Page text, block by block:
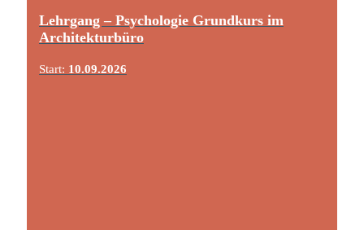
Lehrgang – Psychologie Grundkurs im
Architekturbüro
Start: 10.09.2026